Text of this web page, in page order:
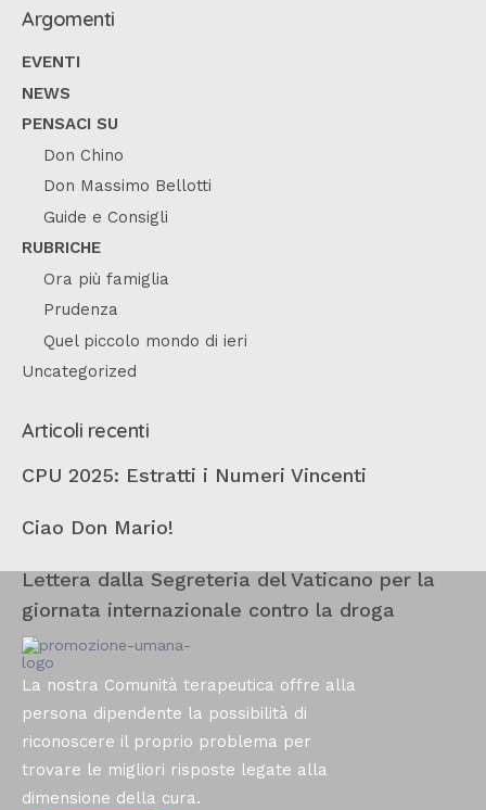
Argomenti
EVENTI
NEWS
PENSACI SU
Don Chino
Don Massimo Bellotti
Guide e Consigli
RUBRICHE
Ora più famiglia
Prudenza
Quel piccolo mondo di ieri
Uncategorized
Articoli recenti
CPU 2025: Estratti i Numeri Vincenti
Ciao Don Mario!
Lettera dalla Segreteria del Vaticano per la
giornata internazionale contro la droga
La nostra Comunità terapeutica offre alla
persona dipendente la possibilità di
riconoscere il proprio problema per
trovare le migliori risposte legate alla
dimensione della cura.